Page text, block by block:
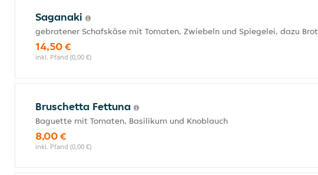
Saganaki
gebratener Schafskäse mit Tomaten, Zwiebeln und Spiegelei, dazu Brot
14,50 €
inkl. Pfand (0,00 €)
Bruschetta Fettuna
Baguette mit Tomaten, Basilikum und Knoblauch
8,00 €
inkl. Pfand (0,00 €)